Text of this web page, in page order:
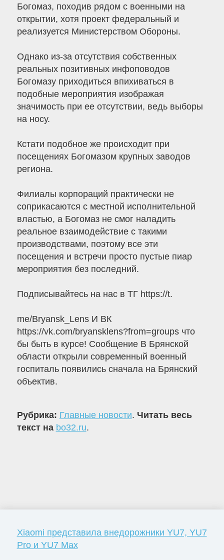
Богомаз, походив рядом с военными на
открытии, хотя проект федеральный и
реализуется Министерством Обороны.
Однако из-за отсутствия собственных
реальных позитивных инфоповодов
Богомазу приходиться впихиваться в
подобные мероприятия изображая
значимость при ее отсутствии, ведь выборы
на носу.
Кстати подобное же происходит при
посещениях Богомазом крупных заводов
региона.
Филиалы корпораций практически не
соприкасаются с местной исполнительной
властью, а Богомаз не смог наладить
реальное взаимодействие с такими
производствами, поэтому все эти
посещения и встречи просто пустые пиар
мероприятия без последний.
Подписывайтесь на нас в ТГ https://t.
me/Bryansk_Lens И ВК
https://vk.com/bryansklens?from=groups что
бы быть в курсе! Сообщение В Брянской
области открыли современный военный
госпиталь появились сначала на Брянский
объектив.
Рубрика: Главные новости. Читать весь
текст на bo32.ru.
Xiaomi представила внедорожники YU7, YU7
Pro и YU7 Max